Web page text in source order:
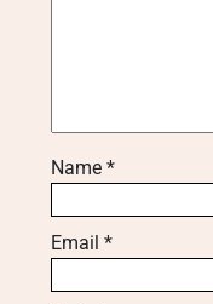
Name *
Email *